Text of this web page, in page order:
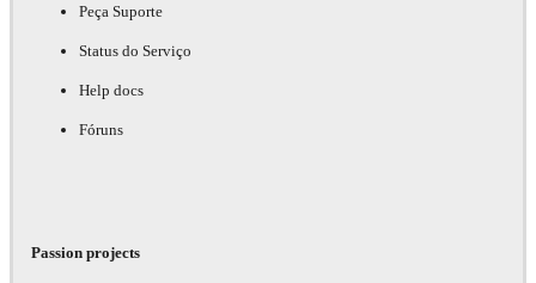
Peça Suporte
Status do Serviço
Help docs
Fóruns
Passion projects